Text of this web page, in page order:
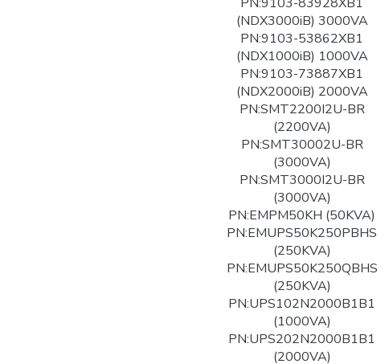
(NDX3000iB) 3000VA
PN:9103-53862XB1
(NDX1000iB) 1000VA
PN:9103-73887XB1
(NDX2000iB) 2000VA
PN:SMT2200I2U-BR
(2200VA)
PN:SMT30002U-BR
(3000VA)
PN:SMT3000I2U-BR
(3000VA)
PN:EMPM50KH (50KVA)
PN:EMUPS50K250PBHS
(250KVA)
PN:EMUPS50K250QBHS
(250KVA)
PN:UPS102N2000B1B1
(1000VA)
PN:UPS202N2000B1B1
(2000VA)